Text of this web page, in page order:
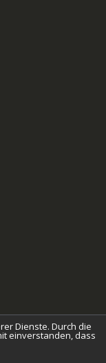
Dienste. Durch die
einverstanden, dass